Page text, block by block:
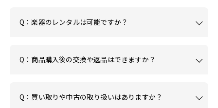
Q：楽器のレンタルは可能ですか？
Q：商品購入後の交換や返品はできますか？
Q：買い取りや中古の取り扱いはありますか？